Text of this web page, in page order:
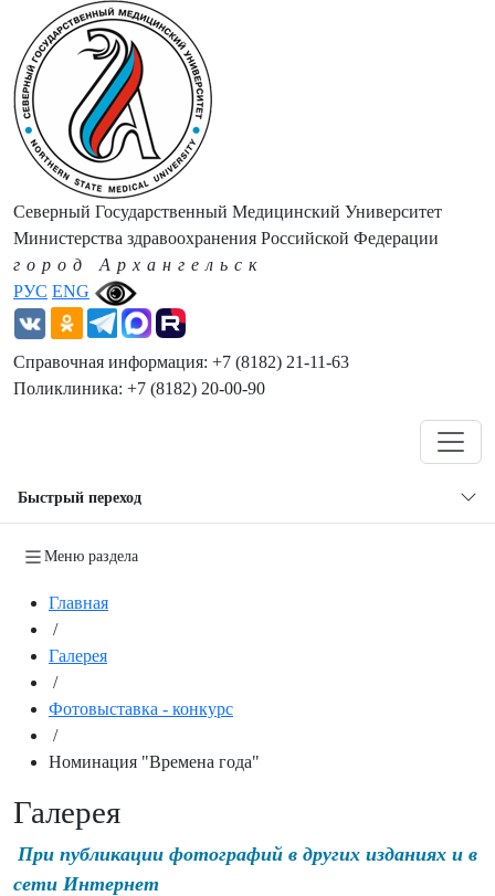
РУС ENG
Северный Государственный Медицинский Университет
Министерства здравоохранения Российской Федерации
город Архангельск
Справочная информация: +7 (8182) 21-11-63
Поликлиника: +7 (8182) 20-00-90
Быстрый переход
Меню раздела
Главная
/
Галерея
/
Фотовыставка - конкурс
/
Номинация "Времена года"
Галерея
При публикации фотографий в других изданиях и в
сети Интернет